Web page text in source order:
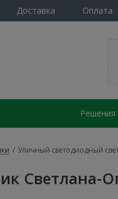
Доставка Оплата
Решения
/ Уличный светодиодный
Светлана-